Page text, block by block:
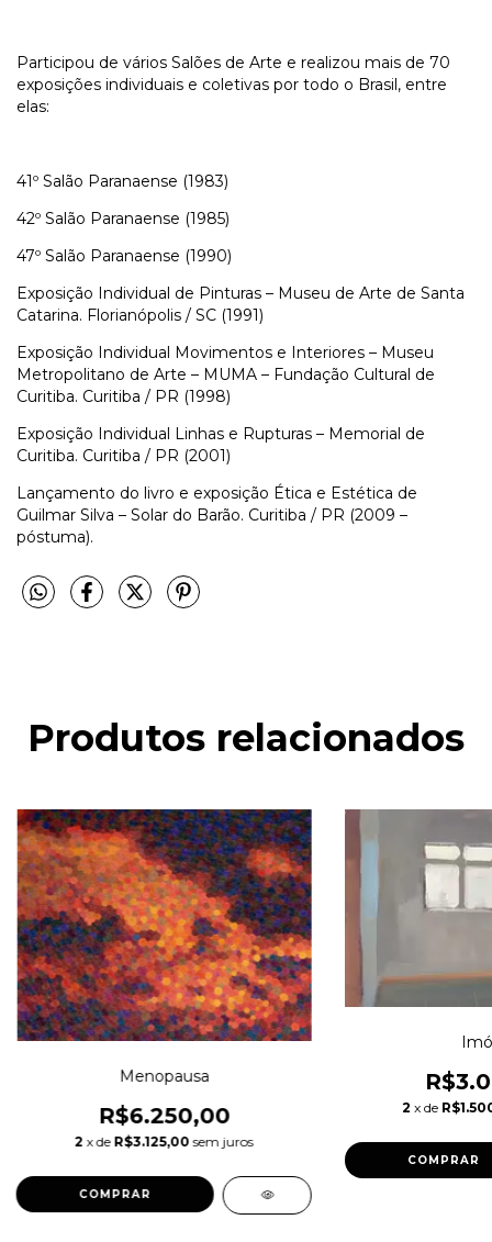
Participou de vários Salões de Arte e realizou mais de 70
exposições individuais e coletivas por todo o Brasil, entre
elas:
41º Salão Paranaense (1983)
42º Salão Paranaense (1985)
47º Salão Paranaense (1990)
Exposição Individual de Pinturas – Museu de Arte de Santa
Catarina. Florianópolis / SC (1991)
Exposição Individual Movimentos e Interiores – Museu
Metropolitano de Arte – MUMA – Fundação Cultural de
Curitiba. Curitiba / PR (1998)
Exposição Individual Linhas e Rupturas – Memorial de
Curitiba. Curitiba / PR (2001)
Lançamento do livro e exposição Ética e Estética de
Guilmar Silva – Solar do Barão. Curitiba / PR (2009 –
póstuma).
Produtos relacionados
Menopausa
R$6.250,00
2 x de R$3.125,00 sem juros
2 x de